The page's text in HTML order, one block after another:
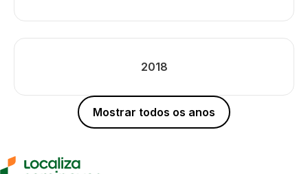
2018
Mostrar todos os anos